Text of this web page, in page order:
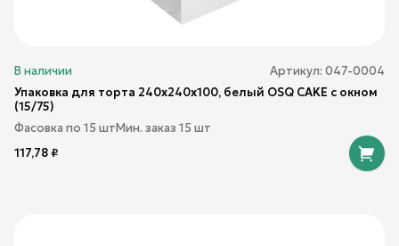
В наличии Артикул: 047-0004
Упаковка для торта 240x240x100, белый OSQ CAKE с окном
(15/75)
Фасовка по 15 штМин. заказ 15 шт
117,78₽